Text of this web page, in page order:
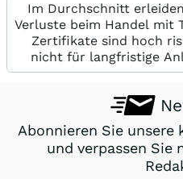
Im Durchschnitt
Verluste beim Handel mit
Zertifikate sind hoch
nicht für langfristige
Abonnieren Sie
und verpassen Sie